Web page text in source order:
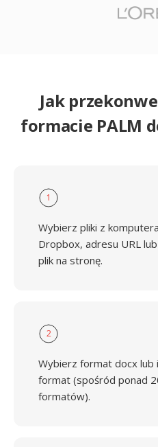
Jak
formacie PALM
1
Wybierz pliki z
Dropbox, adresu URL
plik na stronę.
2
Wybierz format docx lub
format (spośród ponad
formatów).